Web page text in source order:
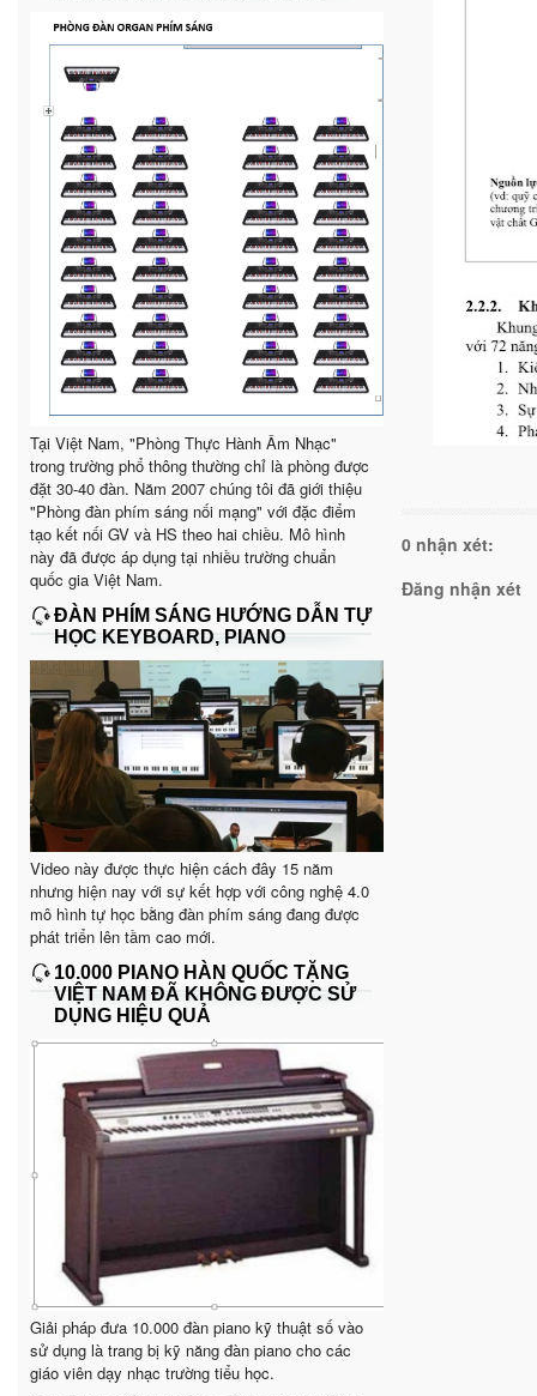
Tại Việt Nam, "Phòng Thực Hành Âm Nhạc"
trong trường phổ thông thường chỉ là phòng được
đặt 30-40 đàn. Năm 2007 chúng tôi đã giới thiệu
"Phòng đàn phím sáng nối mạng" với đặc điểm
tạo kết nối GV và HS theo hai chiều. Mô hình
này đã được áp dụng tại nhiều trường chuẩn
quốc gia Việt Nam.
ĐÀN PHÍM SÁNG HƯỚNG DẪN TỰ
HỌC KEYBOARD, PIANO
Video này được thực hiện cách đây 15 năm
nhưng hiện nay với sự kết hợp với công nghệ 4.0
mô hình tự học bằng đàn phím sáng đang được
phát triển lên tầm cao mới.
10.000 PIANO HÀN QUỐC TẶNG
VIỆT NAM ĐÃ KHÔNG ĐƯỢC SỬ
DỤNG HIỆU QUẢ
Giải pháp đưa 10.000 đàn piano kỹ thuật số vào
sử dụng là trang bị kỹ năng đàn piano cho các
giáo viên dạy nhạc trường tiểu học.
0 nhận xét:
Đăng nhận xét